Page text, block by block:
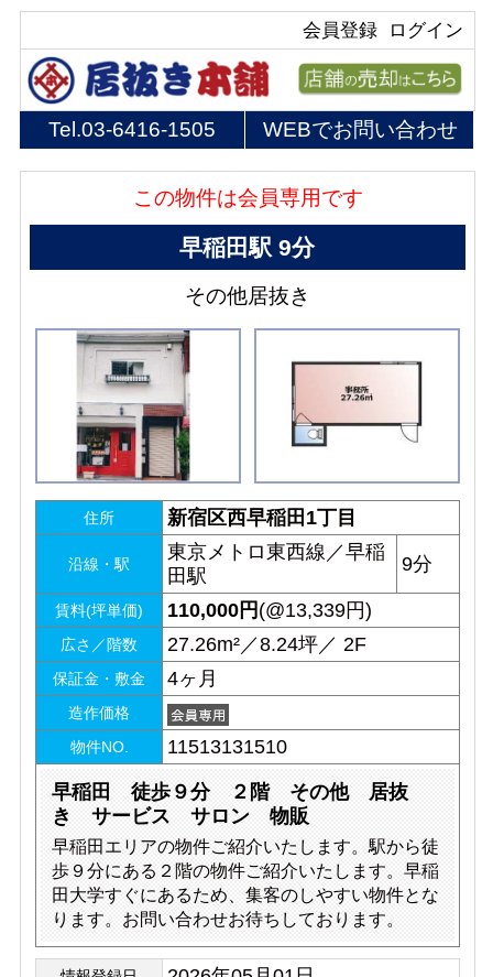
ログイン
会員登録
Tel.03-6416-1505 WEBでお問い合わせ
この物件は会員専用です
早稲田駅 9分
その他居抜き
住所 新宿区西早稲田1丁目
沿線・駅
東京メトロ東西線／早稲
田駅
9分
賃料(坪単価) 110,000円 (@13,339円)
広さ／階数 27.26m²／8.24坪／ 2F
保証金・敷金 4ヶ月
造作価格
物件NO.
11513131510
早稲田 徒歩９分 ２階 その他 居抜
き サービス サロン 物販
早稲田エリアの物件ご紹介いたします。駅から徒
歩９分にある２階の物件ご紹介いたします。早稲
田大学すぐにあるため、集客のしやすい物件とな
ります。お問い合わせお待ちしております。